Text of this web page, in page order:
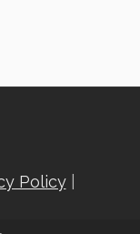
Policy|